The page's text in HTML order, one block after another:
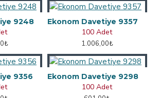
9248 Ekonom Davetiye 9357
100 Adet
1.006,00₺
9356 Ekonom Davetiye 9298
100 Adet